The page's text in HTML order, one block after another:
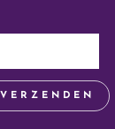
VERZENDEN